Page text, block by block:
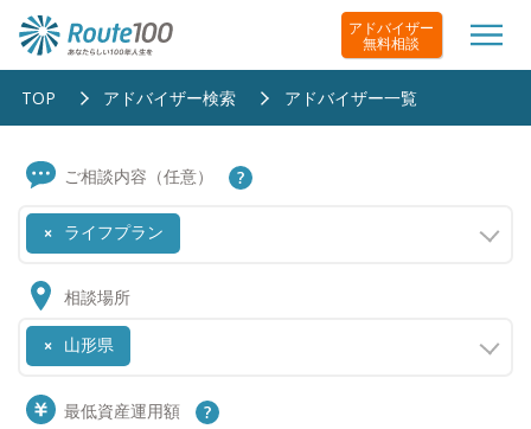
アドバイザー
無料相談
TOP アドバイザー検索 アドバイザー一覧
ご相談内容（任意）
× ライフプラン
相談場所
× 山形県
最低資産運用額